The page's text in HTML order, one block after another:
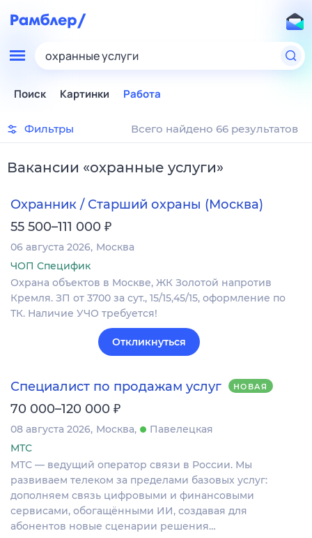
охранные услуги
Поиск Картинки Работа
Фильтры Всего найдено 66 результатов
Вакансии «охранные услуги»
Охранник / Старший охраны (Москва)
55 500–111 000 ₽
06 августа 2026 Москва
ЧОП Специфик
Охрана объектов в Москве, ЖК Золотой напротив
Кремля. ЗП от 3700 за сут., 15/15,45/15, оформление по
ТК. Наличие УЧО требуется!
Откликнуться
Специалист по продажам услуг НОВАЯ
70 000–120 000 ₽
08 августа 2026 Москва
Павелецкая
МТС
МТС — ведущий оператор связи в России. Мы
развиваем телеком за пределами базовых услуг:
дополняем связь цифровыми и финансовыми
сервисами, обогащёнными ИИ, создавая для
абонентов новые сценарии решения…